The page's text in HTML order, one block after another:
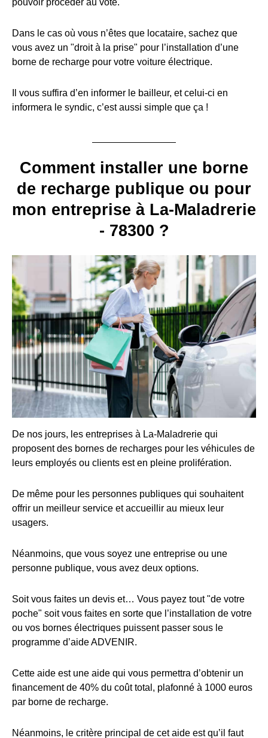
pouvoir procéder au vote.
Dans le cas où vous n’êtes que locataire, sachez que
vous avez un "droit à la prise" pour l’installation d’une
borne de recharge pour votre voiture électrique.
Il vous suffira d’en informer le bailleur, et celui-ci en
informera le syndic, c’est aussi simple que ça !
Comment installer une borne
de recharge publique ou pour
mon entreprise à La-Maladrerie
- 78300 ?
De nos jours, les entreprises à La-Maladrerie qui
proposent des bornes de recharges pour les véhicules de
leurs employés ou clients est en pleine prolifération.
De même pour les personnes publiques qui souhaitent
offrir un meilleur service et accueillir au mieux leur
usagers.
Néanmoins, que vous soyez une entreprise ou une
personne publique, vous avez deux options.
Soit vous faites un devis et… Vous payez tout "de votre
poche" soit vous faites en sorte que l’installation de votre
ou vos bornes électriques puissent passer sous le
programme d’aide ADVENIR.
Cette aide est une aide qui vous permettra d’obtenir un
financement de 40% du coût total, plafonné à 1000 euros
par borne de recharge.
Néanmoins, le critère principal de cet aide est qu’il faut